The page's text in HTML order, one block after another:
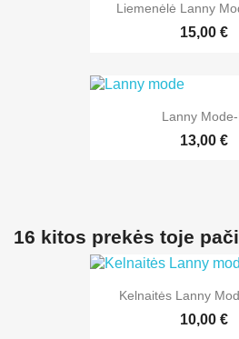
Liemenėlė Lanny
15,00 €
Lanny
13,00 €
16 kitos prekės toje
Kelnaitės Lanny
10,00 €